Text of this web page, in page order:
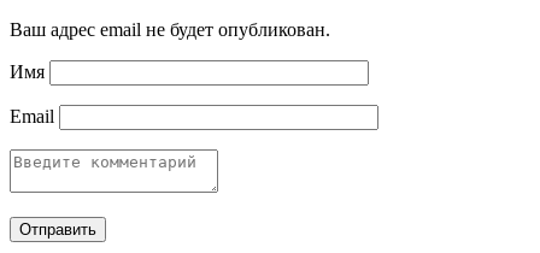
Ваш адрес email не будет опубликован.
Имя
Email